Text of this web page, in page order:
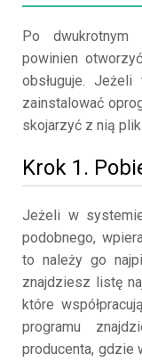
Po
powinien
obsługuje.
zainstalować
skojarzyć z nią plik.
Krok 1.
Jeżeli w
podobnego,
to należy go
znajdziesz listę
które
programu
producenta, gdzie